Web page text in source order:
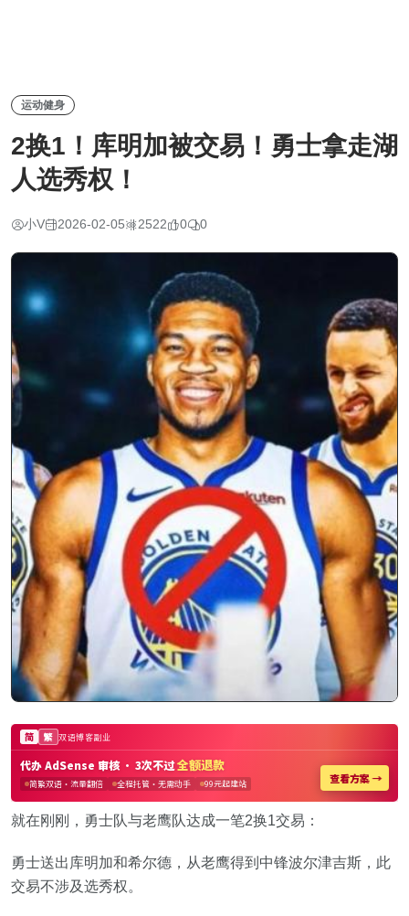
运动健身
2换1！库明加被交易！勇士拿走湖
人选秀权！
小V 2026-02-05 2522 0 0
就在刚刚，勇士队与老鹰队达成一笔2换1交易：
勇士送出库明加和希尔德，从老鹰得到中锋波尔津吉斯，此
交易不涉及选秀权。